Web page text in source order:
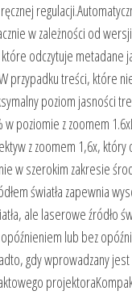
w zależności od
odczytuje metadane
przypadku treści, które
poziom jasności
poziomie z zoomem
z zoomem 1,6x,
w szerokim zakresie
światła zapewnia
ale laserowe źródło
lub bez
gdy wprowadzany